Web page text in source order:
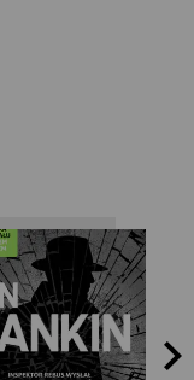
Ian Rankin